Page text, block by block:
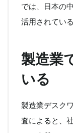
では、日本の
活用されてい
製造業
いる
製造業デスク
査によると、